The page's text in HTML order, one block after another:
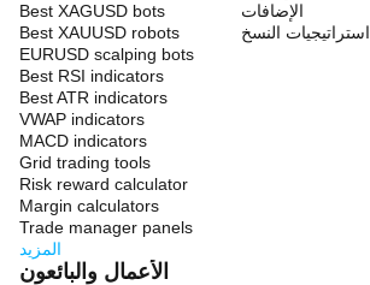
Best XAGUSD bots
Best XAUUSD robots
EURUSD scalping bots
Best RSI indicators
Best ATR indicators
VWAP indicators
MACD indicators
Grid trading tools
Risk reward calculator
Margin calculators
Trade manager panels
المزيد
الإضافات
استراتيجيات النسخ
الأعمال والبائعون